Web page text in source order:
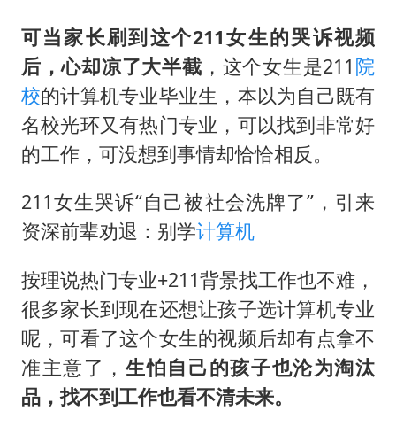
公安部通报：抓获犯罪嫌疑人8200余名
外交部：藏南地区是中国领土
真理之光，何以能照亮复兴之路？
可当家长刷到这个211女生的哭诉视频
后，心却凉了大半截 ，这个女生是211 院
校的计算机专业毕业生，本以为自己既有
名校光环又有热门专业，可以找到非常好
的工作，可没想到事情却恰恰相反。
211女生哭诉“自己被社会洗牌了”，引来
资深前辈劝退：别学计算机
按理说热门专业+211背景找工作也不难，
很多家长到现在还想让孩子选计算机专业
呢，可看了这个女生的视频后却有点拿不
准主意了，生怕自己的孩子也沦为淘汰
品，找不到工作也看不清未来。